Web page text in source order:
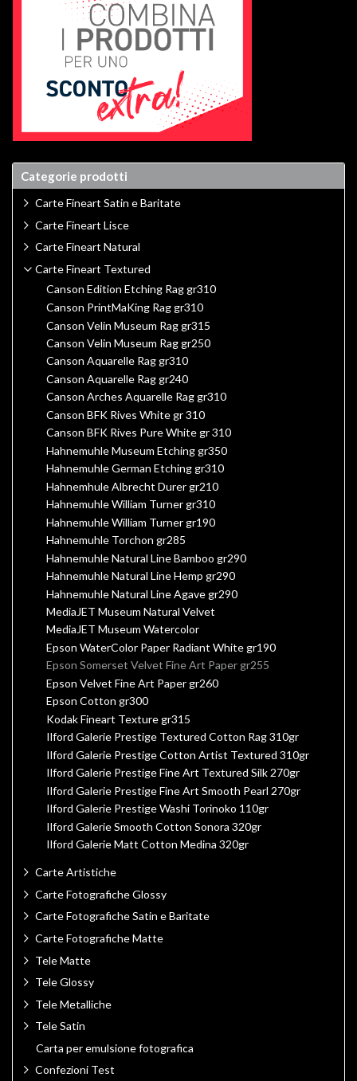
Categorie prodotti
Carte Fineart Satin e Baritate
Carte Fineart Lisce
Carte Fineart Natural
Carte Fineart Textured
Canson Edition Etching Rag gr310
Canson PrintMaKing Rag gr310
Canson Velin Museum Rag gr315
Canson Velin Museum Rag gr250
Canson Aquarelle Rag gr310
Canson Aquarelle Rag gr240
Canson Arches Aquarelle Rag gr310
Canson BFK Rives White gr 310
Canson BFK Rives Pure White gr 310
Hahnemuhle Museum Etching gr350
Hahnemuhle German Etching gr310
Hahnemhule Albrecht Durer gr210
Hahnemuhle William Turner gr310
Hahnemuhle William Turner gr190
Hahnemuhle Torchon gr285
Hahnemuhle Natural Line Bamboo gr290
Hahnemuhle Natural Line Hemp gr290
Hahnemuhle Natural Line Agave gr290
MediaJET Museum Natural Velvet
MediaJET Museum Watercolor
Epson WaterColor Paper Radiant White gr190
Epson Somerset Velvet Fine Art Paper gr255
Epson Velvet Fine Art Paper gr260
Epson Cotton gr300
Kodak Fineart Texture gr315
Ilford Galerie Prestige Textured Cotton Rag 310gr
Ilford Galerie Prestige Cotton Artist Textured 310gr
Ilford Galerie Prestige Fine Art Textured Silk 270gr
Ilford Galerie Prestige Fine Art Smooth Pearl 270gr
Ilford Galerie Prestige Washi Torinoko 110gr
Ilford Galerie Smooth Cotton Sonora 320gr
Ilford Galerie Matt Cotton Medina 320gr
Carte Artistiche
Carte Fotografiche Glossy
Carte Fotografiche Satin e Baritate
Carte Fotografiche Matte
Tele Matte
Tele Glossy
Tele Metalliche
Tele Satin
Carta per emulsione fotografica
Confezioni Test